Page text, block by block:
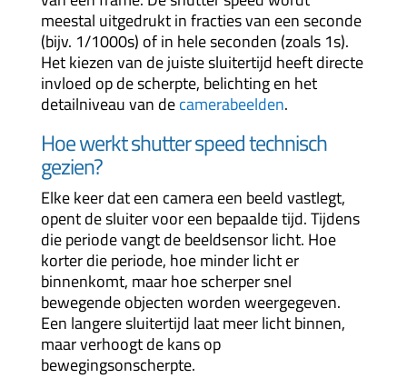
meestal uitgedrukt in fracties van een seconde
(bijv. 1/1000s) of in hele seconden (zoals 1s).
Het kiezen van de juiste sluitertijd heeft directe
invloed op de scherpte, belichting en het
detailniveau van decamerabeelden.
Hoe werkt shutter speed technisch
gezien?
Elke keer dat een camera een beeld vastlegt,
opent de sluiter voor een bepaalde tijd. Tijdens
die periode vangt de beeldsensor licht. Hoe
korter die periode, hoe minder licht er
binnenkomt, maar hoe scherper snel
bewegende objecten worden weergegeven.
Een langere sluitertijd laat meer licht binnen,
maar verhoogt de kans op
bewegingsonscherpte.